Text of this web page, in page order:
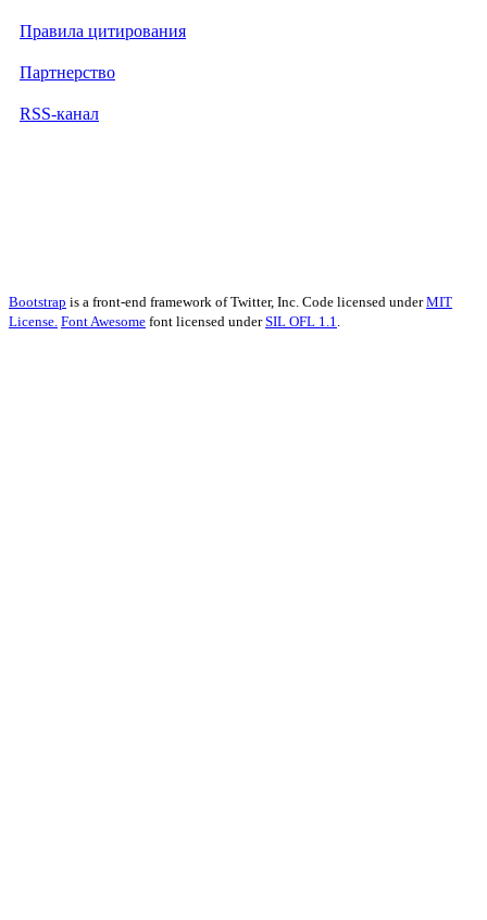
Правила цитирования
Партнерство
RSS-канал
Bootstrap is a front-end framework of Twitter, Inc. Code licensed underMIT
License. Font Awesome font licensed underSIL OFL 1.1